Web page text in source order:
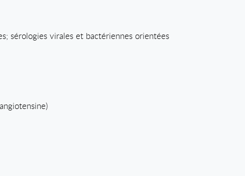
sérologies virales et bactériennes orientées